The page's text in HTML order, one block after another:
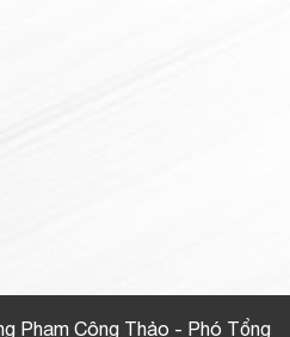
Phạm Công Thảo - Phó Tổng